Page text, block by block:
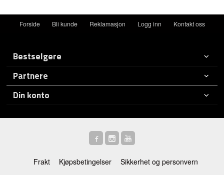
Forside Bli kunde Reklamasjon Logg inn Kontakt oss
Bestselgere
Partnere
Din konto
Frakt Kjøpsbetingelser
Sikkerhet og personvern